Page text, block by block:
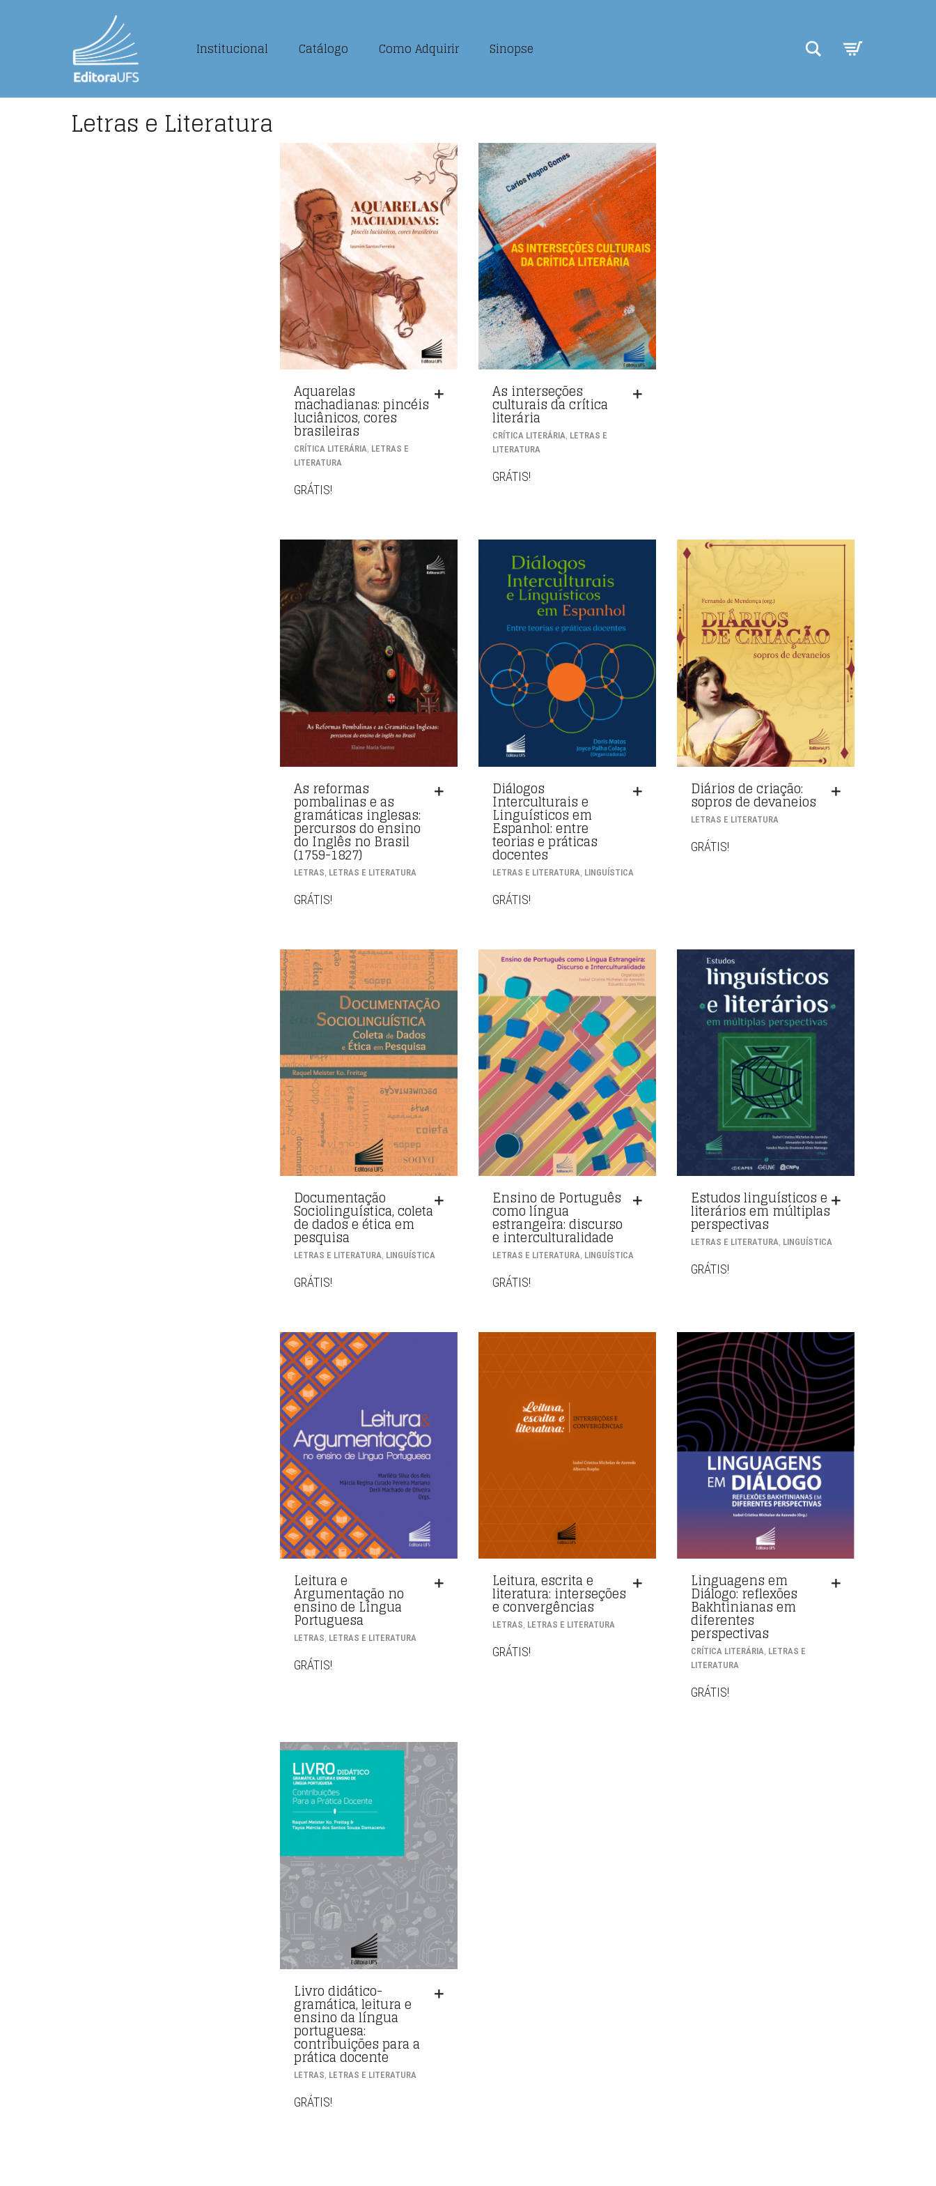
Institucional Catálogo Como Adquirir Sinopse Search
Letras e Literatura
Aquarelas
machadianas: pincéis
luciânicos, cores
brasileiras
CRÍTICA LITERÁRIA, LETRAS E
LITERATURA
GRÁTIS!
As interseções
culturais da crítica
literária
CRÍTICA LITERÁRIA, LETRAS E
LITERATURA
GRÁTIS!
As reformas
pombalinas e as
gramáticas inglesas:
percursos do ensino
do Inglês no Brasil
(1759-1827)
LETRAS LETRAS E LITERATURA
GRÁTIS!
Diálogos
Interculturais e
Linguísticos em
Espanhol: entre
teorias e práticas
docentes
LETRAS E LITERATURA LINGUÍSTICA
GRÁTIS!
Diários de criação:
sopros de devaneios
LETRAS E LITERATURA
GRÁTIS!
Documentação
Sociolinguística, coleta
de dados e ética em
pesquisa
LETRAS E LITERATURA LINGUÍSTICA
GRÁTIS!
Ensino de Português
como língua
estrangeira: discurso
e interculturalidade
LETRAS E LITERATURA LINGUÍSTICA
GRÁTIS!
Estudos linguísticos e
literários em múltiplas
perspectivas
LETRAS E LITERATURA LINGUÍSTICA
GRÁTIS!
Leitura e
Argumentação no
ensino de Língua
Portuguesa
LETRAS, LETRAS E LITERATURA
GRÁTIS!
Leitura, escrita e
literatura: interseções
e convergências
LETRAS, LETRAS E LITERATURA
GRÁTIS!
Linguagens em
Diálogo: reflexões
Bakhtinianas em
diferentes
perspectivas
CRÍTICA LITERÁRIA, LETRAS E
LITERATURA
GRÁTIS!
Livro didático-
gramática, leitura e
ensino da língua
portuguesa:
contribuições para a
prática docente
LETRAS LETRAS E LITERATURA
GRÁTIS!